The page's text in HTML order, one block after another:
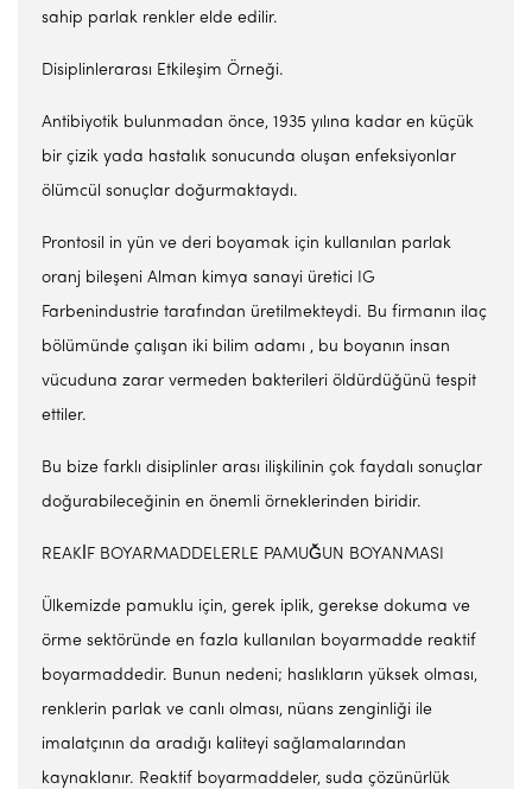
sahip parlak renkler elde edilir.
Disiplinlerarası Etkileşim Örneği.
Antibiyotik bulunmadan önce, 1935 yılına kadar en küçük
bir çizik yada hastalık sonucunda oluşan enfeksiyonlar
ölümcül sonuçlar doğurmaktaydı.
Prontosil in yün ve deri boyamak için kullanılan parlak
oranj bileşeni Alman kimya sanayi üretici IG
Farbenindustrie tarafından üretilmekteydi. Bu firmanın ilaç
bölümünde çalışan iki bilim adamı , bu boyanın insan
vücuduna zarar vermeden bakterileri öldürdüğünü tespit
ettiler.
Bu bize farklı disiplinler arası ilişkilinin çok faydalı sonuçlar
doğurabileceğinin en önemli örneklerinden biridir.
REAKİ̇F BOYARMADDELERLE PAMUĞ̆UN BOYANMASI
Ülkemizde pamuklu için, gerek iplik, gerekse dokuma ve
örme sektöründe en fazla kullanılan boyarmadde reaktif
boyarmaddedir. Bunun nedeni; haslıkların yüksek olması,
renklerin parlak ve canlı olması, nüans zenginliği ile
imalatçının da aradığı kaliteyi sağlamalarından
kaynaklanır. Reaktif boyarmaddeler, suda çözünürlük